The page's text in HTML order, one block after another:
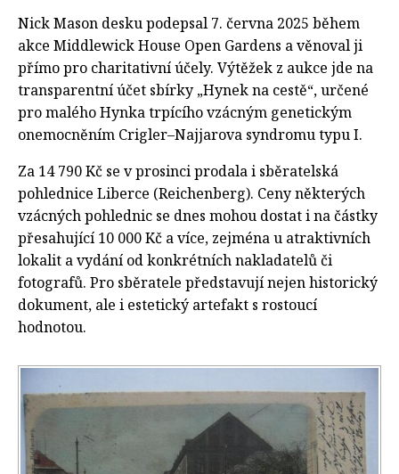
Nick Mason desku podepsal 7. června 2025 během
akce Middlewick House Open Gardens a věnoval ji
přímo pro charitativní účely. Výtěžek z aukce jde na
transparentní účet sbírky „Hynek na cestě“, určené
pro malého Hynka trpícího vzácným genetickým
onemocněním Crigler–Najjarova syndromu typu I.
Za 14 790 Kč se v prosinci prodala i sběratelská
pohlednice Liberce (Reichenberg). Ceny některých
vzácných pohlednic se dnes mohou dostat i na částky
přesahující 10 000 Kč a více, zejména u atraktivních
lokalit a vydání od konkrétních nakladatelů či
fotografů. Pro sběratele představují nejen historický
dokument, ale i estetický artefakt s rostoucí
hodnotou.